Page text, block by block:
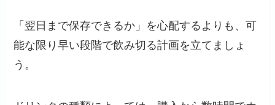
「翌日まで保存できるか」を心配するよりも、可
能な限り早い段階で飲み切る計画を立てましょ
う。